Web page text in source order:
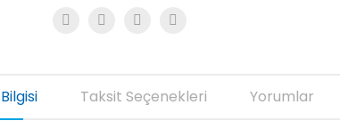
Taksit Seçenekleri Yorumlar